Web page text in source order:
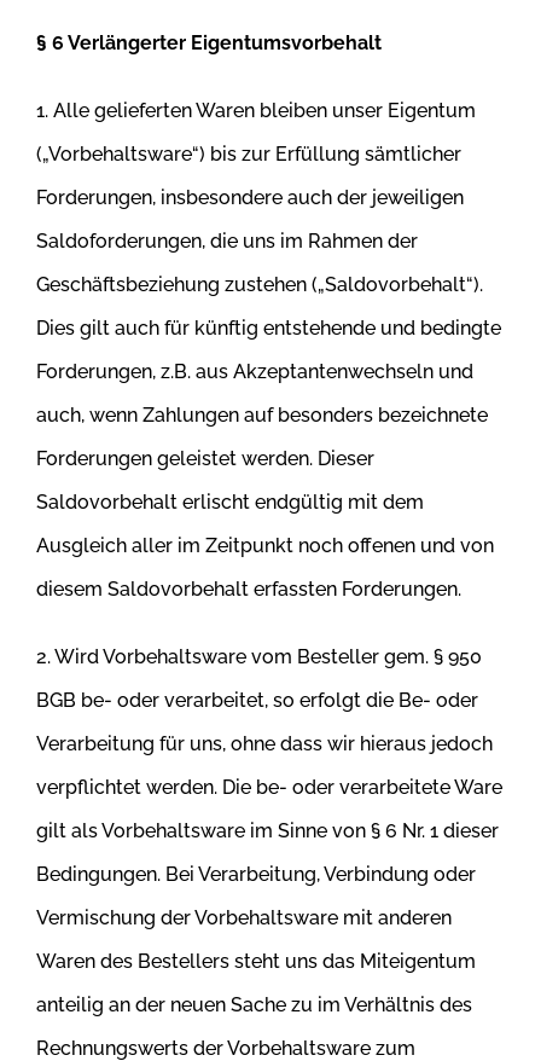
§ 6 Verlängerter Eigentumsvorbehalt
1. Alle gelieferten Waren bleiben unser Eigentum
(„Vorbehaltsware“) bis zur Erfüllung sämtlicher
Forderungen, insbesondere auch der jeweiligen
Saldoforderungen, die uns im Rahmen der
Geschäftsbeziehung zustehen („Saldovorbehalt“).
Dies gilt auch für künftig entstehende und bedingte
Forderungen, z.B. aus Akzeptantenwechseln und
auch, wenn Zahlungen auf besonders bezeichnete
Forderungen geleistet werden. Dieser
Saldovorbehalt erlischt endgültig mit dem
Ausgleich aller im Zeitpunkt noch offenen und von
diesem Saldovorbehalt erfassten Forderungen.
2. Wird Vorbehaltsware vom Besteller gem. § 950
BGB be- oder verarbeitet, so erfolgt die Be- oder
Verarbeitung für uns, ohne dass wir hieraus jedoch
verpflichtet werden. Die be- oder verarbeitete Ware
gilt als Vorbehaltsware im Sinne von § 6 Nr. 1 dieser
Bedingungen. Bei Verarbeitung,Verbindung oder
Vermischung der Vorbehaltsware mit anderen
Waren des Bestellers steht uns das Miteigentum
anteilig an der neuen Sache zu im Verhältnis des
Rechnungswerts der Vorbehaltsware zum